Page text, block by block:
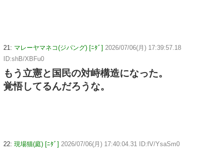
21: マレーヤマネコ(ジパング) [ﾆﾀﾞ] 2026/07/06(月) 17:39:57.18
ID:shB/XBFu0
もう立憲と国民の対峙構造になった。
覚悟してるんだろうな。
22: 現場猫(庭) [ﾆﾀﾞ] 2026/07/06(月) 17:40:04.31 ID:fV/YsaSm0